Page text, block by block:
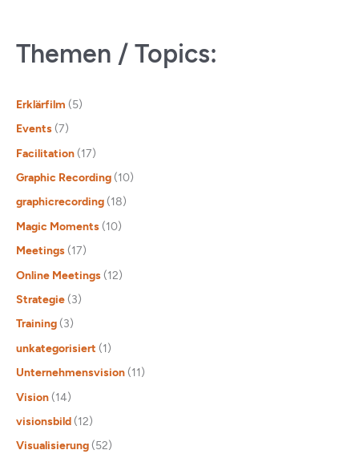
Themen / Topics:
Erklärfilm (5)
Events (7)
Facilitation (17)
Graphic Recording (10)
graphicrecording (18)
Magic Moments (10)
Meetings (17)
Online Meetings (12)
Strategie (3)
Training (3)
unkategorisiert (1)
Unternehmensvision (11)
Vision (14)
visionsbild (12)
Visualisierung (52)